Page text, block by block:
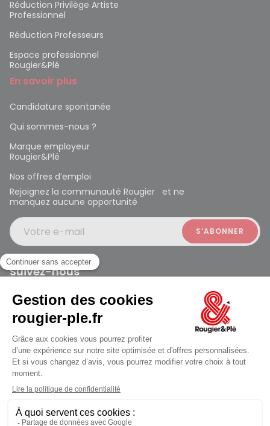
jusqu'au Samedi à 10:00
Réduction Privilège Artiste
Professionnel
Réduction Professeurs
Espace professionnel
Rougier&Plé
En savoir plus
Candidature spontanée
Qui sommes-nous ?
Marque employeur
Rougier&Plé
Nos offres d’emploi
Rejoignez la communauté Rougier et ne
manquez aucune opportunité
Votre e-mail
Suivez-nous
Rougier et Plé 2024 Copyright
Mentions légales
Conditions générales des ventes